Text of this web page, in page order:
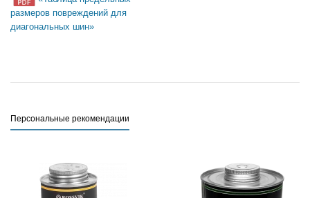
размеров повреждений для
диагональных шин»
Персональные рекомендации